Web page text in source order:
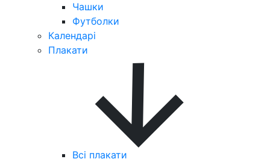
Чашки
Футболки
Календарі
Плакати
Всі плакати